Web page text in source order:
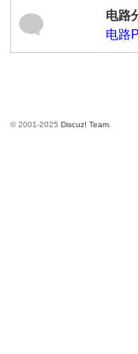
习
电路
电路
© 2001-2025Discuz! Team